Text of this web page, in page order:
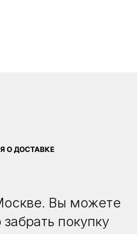
О ДОСТАВКЕ
Вы можете
покупку